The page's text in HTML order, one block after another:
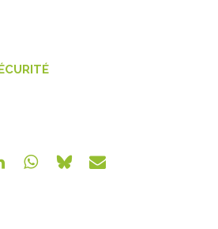
formations en Franche-Comté
– Recrutement